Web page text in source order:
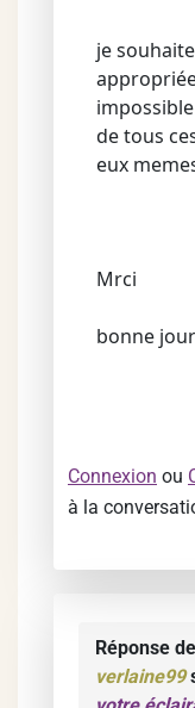
je
de tous
eux
Mrci
bonne
Connexion ou
à la
Réponse de
verlaine99